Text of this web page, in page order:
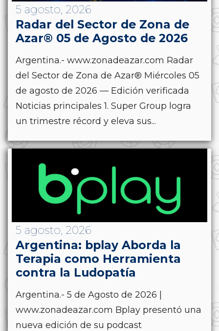
5 agosto, 2026
Radar del Sector de Zona de
Azar® 05 de Agosto de 2026
Argentina.- www.zonadeazar.com Radar
del Sector de Zona de Azar® Miércoles 05
de agosto de 2026 — Edición verificada
Noticias principales 1. Super Group logra
un trimestre récord y eleva sus...
5 agosto, 2026
Argentina: bplay Aborda la
Terapia como Herramienta
contra la Ludopatía
Argentina.- 5 de Agosto de 2026 |
www.zonadeazar.com Bplay presentó una
nueva edición de su podcast